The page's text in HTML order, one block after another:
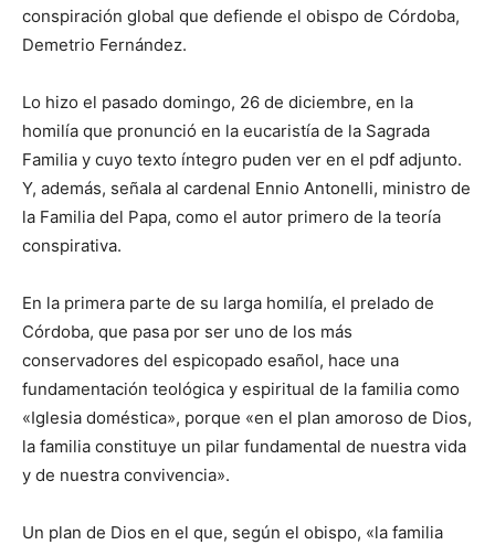
conspiración global que defiende el obispo de Córdoba,
Demetrio Fernández.
Lo hizo el pasado domingo, 26 de diciembre, en la
homilía que pronunció en la eucaristía de la Sagrada
Familia y cuyo texto íntegro puden ver en el pdf adjunto.
Y, además, señala al cardenal Ennio Antonelli, ministro de
la Familia del Papa, como el autor primero de la teoría
conspirativa.
En la primera parte de su larga homilía, el prelado de
Córdoba, que pasa por ser uno de los más
conservadores del espicopado esañol, hace una
fundamentación teológica y espiritual de la familia como
«Iglesia doméstica», porque «en el plan amoroso de Dios,
la familia constituye un pilar fundamental de nuestra vida
y de nuestra convivencia».
Un plan de Dios en el que, según el obispo, «la familia